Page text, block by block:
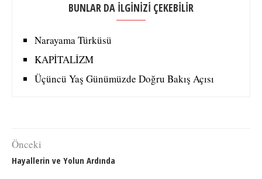
BUNLAR DA İLGİNİZİ ÇEKEBİLİR
Narayama Türküsü
KAPİTALİZM
Üçüncü Yaş Günümüzde Doğru Bakış Açısı
Önceki
Hayallerin ve Yolun Ardında